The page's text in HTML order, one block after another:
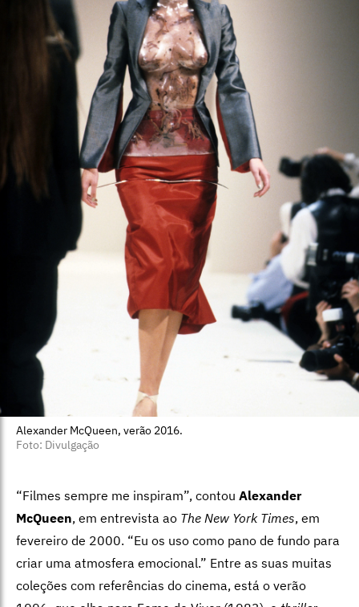
Alexander McQueen, verão 2016.
Foto: Divulgação
“Filmes sempre me inspiram”, contou Alexander
McQueen, em entrevista ao The New York Times, em
fevereiro de 2000. “Eu os uso como pano de fundo para
criar uma atmosfera emocional.” Entre as suas muitas
coleções com referências do cinema, está o verão